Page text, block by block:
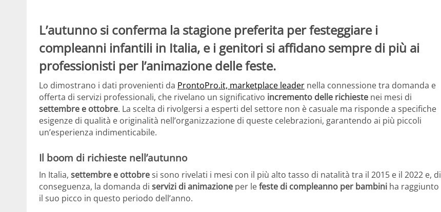
L’autunno si conferma la stagione preferita per festeggiare i
compleanni infantili in Italia, e i genitori si affidano sempre di più ai
professionisti per l’animazione delle feste.
Lo dimostrano i dati provenienti da ProntoPro.it, marketplace leader nella connessione tra domanda e
offerta di servizi professionali, che rivelano un significativo incremento delle richieste nei mesi di
settembre e ottobre. La scelta di rivolgersi a esperti del settore non è casuale ma risponde a specifiche
esigenze di qualità e originalità nell’organizzazione di queste celebrazioni, garantendo ai più piccoli
un’esperienza indimenticabile.
Il boom di richieste nell’autunno
In Italia, settembre e ottobresi sono rivelati i mesi con il più alto tasso di natalità tra il 2015 e il 2022 e, di
conseguenza, la domanda di servizi di animazione per lefeste di compleanno per bambini ha raggiunto
il suo picco in questo periodo dell’anno.